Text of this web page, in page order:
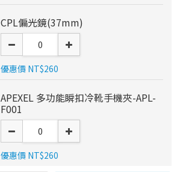
CPL偏光鏡(37mm)
優惠價 NT$260
APEXEL 多功能瞬扣冷靴手機夾-APL-
F001
優惠價 NT$260